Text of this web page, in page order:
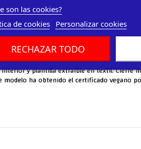
son las cookies?
de cookies
Personalizar cookies
RECHAZAR TODO
y plantilla extraíble en textil.
ha obtenido el certificado vegano